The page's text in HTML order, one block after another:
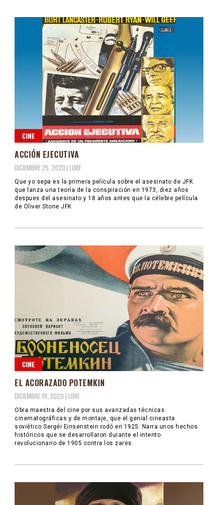
CINE
ACCIÓN EJECUTIVA
DICIEMBRE 25, 2020 | LORF
Que yo sepa es la primera película sobre el asesinato de JFK
que lanza una teoría de la conspiración en 1973, diez años
despues del asesinato y 18 años antes que la célebre película
de Oliver Stone JFK
CINE
EL ACORAZADO POTEMKIN
DICIEMBRE 19, 2020 | LORF
Obra maestra del cine por sus avanzadas técnicas
cinematográficas y de montaje, que el genial cineasta
soviético Sergéi Einsenstein rodó en 1925. Narra unos hechos
históricos que se desarrollaron durante el intento
revolucionario de 1905 contra los zares.